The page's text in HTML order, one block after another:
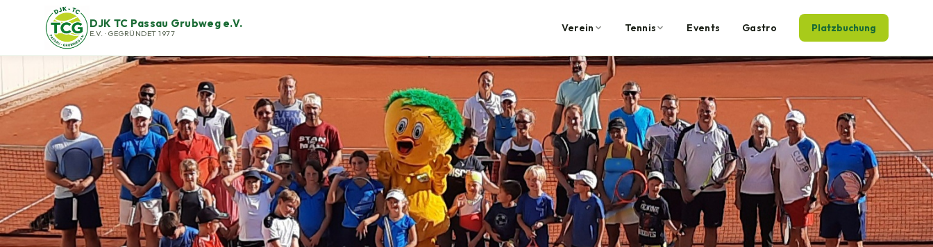
DJK TC Passau Grubweg e.V.
E.V. · GEGRÜNDET 1977 Verein Tennis Events Gastro Platzbuchung